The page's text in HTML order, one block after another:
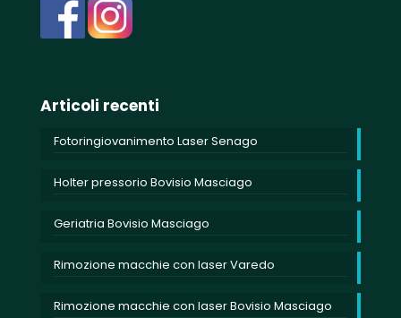
Articoli recenti
Fotoringiovanimento Laser Senago
Holter pressorio Bovisio Masciago
Geriatria Bovisio Masciago
Rimozione macchie con laser Varedo
Rimozione macchie con laser Bovisio Masciago